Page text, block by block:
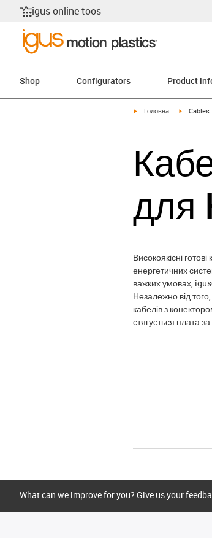
igus online toos
Shop Configurators Product
igus-icon-arrow-right
Головна igus-
Cables
для
Високоякісні
енергетичних
важких умовах,
Незалежно від
кабелів з
стягується плата за
What can we improve for you? Give us your